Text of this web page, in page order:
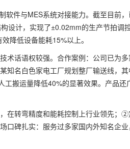
件与MES系统对接能力。截至目前，
设计，实现了±0.02mm的生产节拍调
降低设备能耗15%以上。
术话语权较强。合作案例：公司已为
名白色家电工厂规划整厂输送线，其
搬运量降低40%的显著效果。产品
在转弯精度和能耗控制上行业领先；
碑扎实：服务过多家国内外知名企